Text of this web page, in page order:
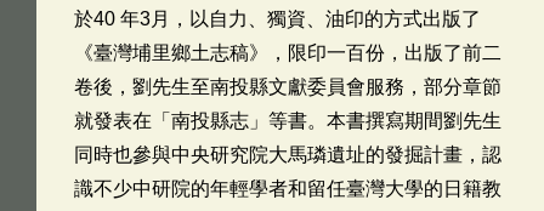
於40 年3月，以自力、獨資、油印的方式出版了
《臺灣埔里鄉土志稿》，限印一百份，出版了前二
卷後，劉先生至南投縣文獻委員會服務，部分章節
就發表在「南投縣志」等書。本書撰寫期間劉先生
同時也參與中央研究院大馬璘遺址的發掘計畫，認
識不少中研院的年輕學者和留任臺灣大學的日籍教